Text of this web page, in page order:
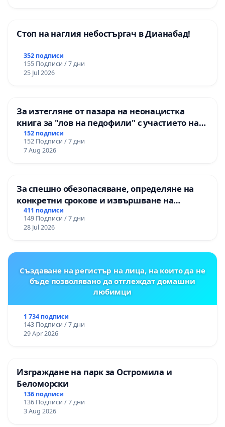
Стоп на наглия небостъргач в Дианабад!
352 подписи
155 Подписи / 7 дни
25 Jul 2026
За изтегляне от пазара на неонацистка
книга за "лов на педофили" с участието на
деца
152 подписи
152 Подписи / 7 дни
7 Aug 2026
За спешно обезопасяване, определяне на
конкретни срокове и извършване на
цялостна рехабилитация на
републиканския път между пътен възел АМ
„Тракия“ - гр. Ихтиман - с. Мирово - к.к.
411 подписи
149 Подписи / 7 дни
28 Jul 2026
Създаване на регистър на лица, на които да не
бъде позволявано да отглеждат домашни
любимци
1 734 подписи
143 Подписи / 7 дни
29 Apr 2026
Изграждане на парк за Остромила и
Беломорски
136 подписи
136 Подписи / 7 дни
3 Aug 2026